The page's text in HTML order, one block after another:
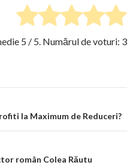
5 / 5. Numărul de voturi: 3
la Maximum de Reduceri?
român Colea Răutu